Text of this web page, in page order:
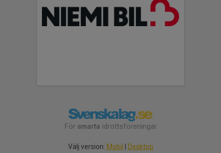
För smarta idrottsföreningar
Välj version: Mobil Desktop